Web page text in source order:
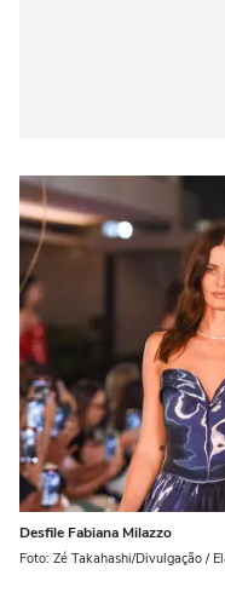
Desfile Fabiana Milazzo
Foto: Zé Takahashi/Divulgação /